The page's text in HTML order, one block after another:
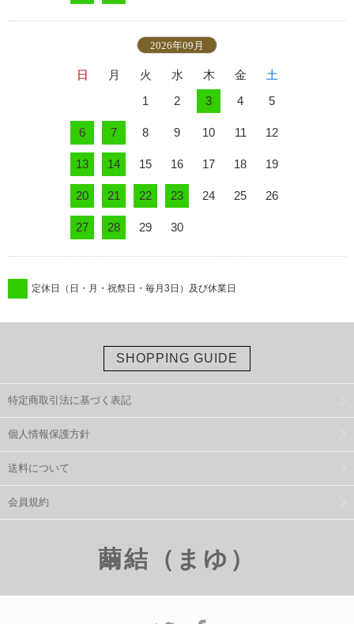
2026年09月
日 月 火 水 木 金
土
1
2 3 4 5
6 7 8 9 10 11 12
13 14 15 16 17 18 19
20 21 22 23 24 25 26
27 28 29 30
定休日（日・月・祝祭日・毎月3日）及び休業日
SHOPPING GUIDE
特定商取引法に基づく表記
個人情報保護方針
送料について
会員規約
繭結（まゆ）